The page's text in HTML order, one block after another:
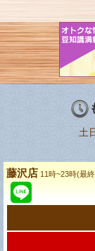
土
藤沢店 11時~23時(最